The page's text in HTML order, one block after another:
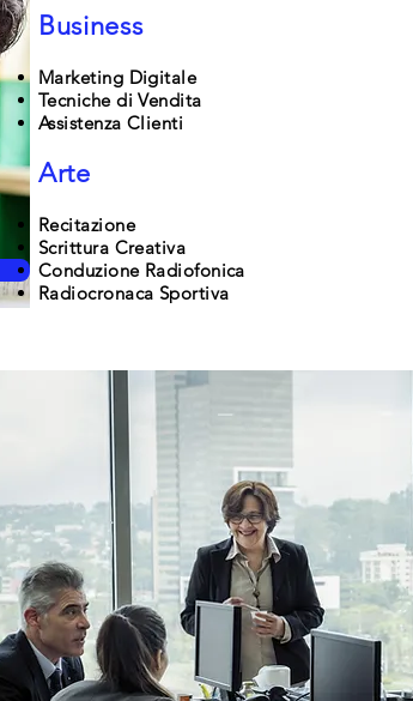
Business
Marketing Digitale
Tecniche di Vendita
Assistenza Clienti
Arte
Recitazione
Scrittura Creativa
Conduzione Radiofonica
Radiocronaca Sportiva